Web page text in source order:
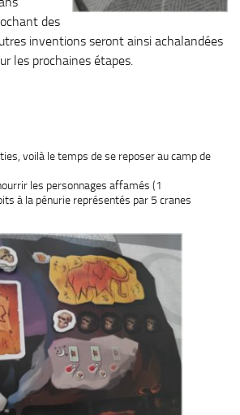
des
inventions seront ainsi achalandées
les prochaines étapes.
voilà le temps de se reposer au camp de
les personnages affamés (1
à la pénurie représentés par 5 cranes